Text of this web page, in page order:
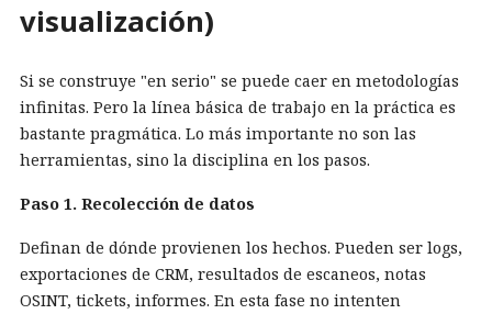
visualización)
Si se construye "en serio" se puede caer en metodologías
infinitas. Pero la línea básica de trabajo en la práctica es
bastante pragmática. Lo más importante no son las
herramientas, sino la disciplina en los pasos.
Paso 1. Recolección de datos
Definan de dónde provienen los hechos. Pueden ser logs,
exportaciones de CRM, resultados de escaneos, notas
OSINT, tickets, informes. En esta fase no intenten